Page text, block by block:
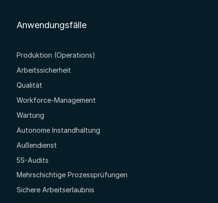
Anwendungsfälle
Produktion (Operations)
Arbeitssicherheit
Qualität
Workforce-Management
Wartung
Autonome Instandhaltung
Außendienst
5S-Audits
Mehrschichtige Prozessprüfungen
Sichere Arbeitserlaubnis